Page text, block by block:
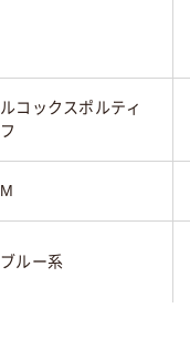
ルコックスポルティ
フ
M
ブルー系